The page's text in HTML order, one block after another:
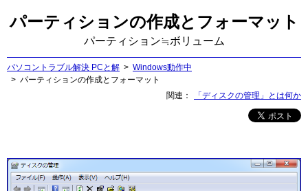
パーティションの作成とフォーマット
パーティション≒ボリューム
パソコントラブル解決 PCと解
Windows動作中
パーティションの作成とフォーマット
関連
「ディスクの管理」とは何か